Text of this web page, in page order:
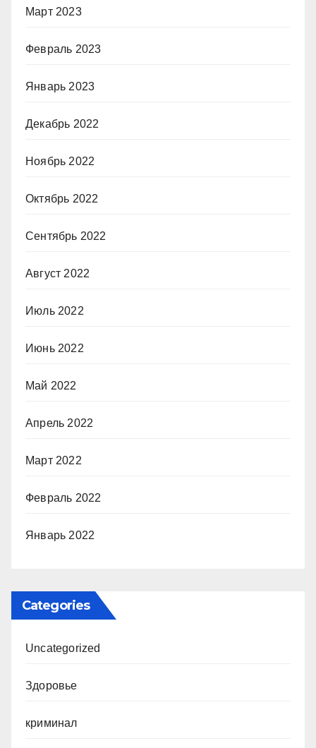
Март 2023
Февраль 2023
Январь 2023
Декабрь 2022
Ноябрь 2022
Октябрь 2022
Сентябрь 2022
Август 2022
Июль 2022
Июнь 2022
Май 2022
Апрель 2022
Март 2022
Февраль 2022
Январь 2022
Categories
Uncategorized
Здоровье
криминал